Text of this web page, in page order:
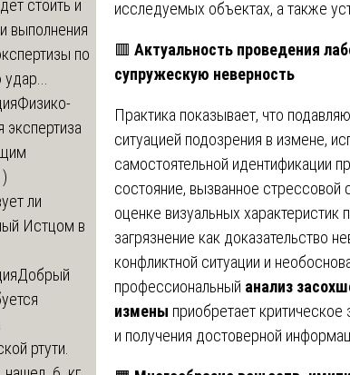
исследуемых объектах, а также
🟥 Актуальность проведения
супружескую неверность
Практика показывает, что
ситуацией подозрения в измене,
самостоятельной идентификации
состояние, вызванное стрессовой
оценке визуальных
загрязнение как доказательство
конфликтной ситуации и
профессиональный анализ
измены приобретает
и получения достоверной
стоить и
выполнения
по
Физико-
экспертиза
ли
Истцом в
Добрый
ртути.